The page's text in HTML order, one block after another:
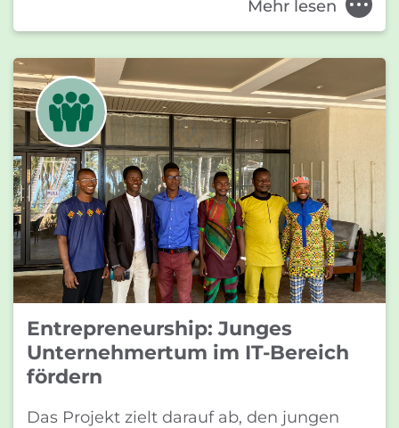
Mehr lesen
Entrepreneurship: Junges
Unternehmertum im IT-Bereich
fördern
Das Projekt zielt darauf ab, den jungen